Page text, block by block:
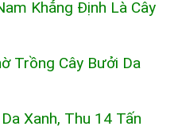
Khẳng Định Là Cây
Trồng Cây Bưởi Da
Xanh, Thu 14 Tấn